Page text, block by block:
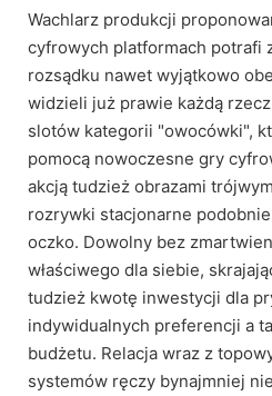
Wachlarz produkcji
cyfrowych platformach potrafi
rozsądku nawet wyjątkowo
widzieli już prawie każdą
slotów kategorii "owocówki",
pomocą nowoczesne gry
akcją tudzież obrazami
rozrywki stacjonarne
oczko. Dowolny bez
właściwego dla siebie,
tudzież kwotę inwestycji dla
indywidualnych preferencji a
budżetu. Relacja wraz z
systemów ręczy bynajmniej